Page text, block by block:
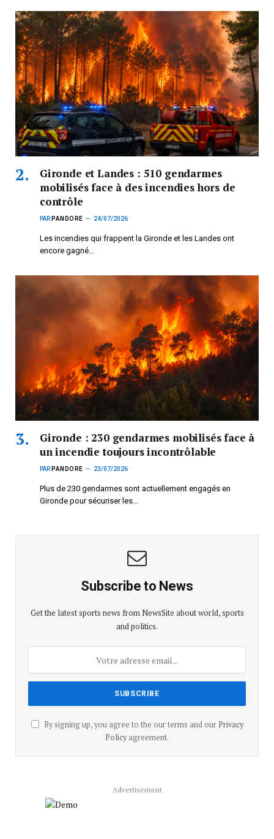
Gironde et Landes : 510 gendarmes
mobilisés face à des incendies hors de
contrôle
PAR PANDORE 24/07/2026
Les incendies qui frappent la Gironde et les Landes ont
encore gagné…
Gironde : 230 gendarmes mobilisés face à
un incendie toujours incontrôlable
PAR PANDORE 23/07/2026
Plus de 230 gendarmes sont actuellement engagés en
Gironde pour sécuriser les…
Subscribe to News
Get the latest sports news from NewsSite about world, sports
and politics.
By signing up, you agree to the our terms and our Privacy
Policyagreement.
Advertisement